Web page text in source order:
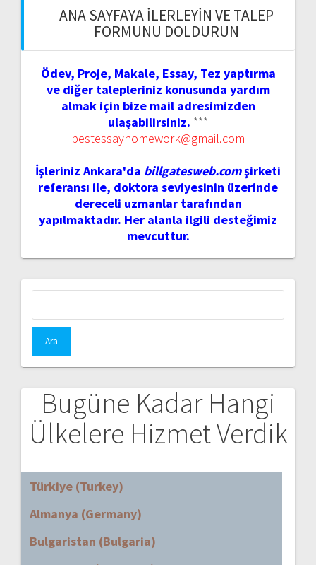
ANA SAYFAYA İLERLEYIN VE TALEP
FORMUNU DOLDURUN
Ödev, Proje, Makale, Essay, Tez yaptırma
ve diğer talepleriniz konusunda yardım
almak için bize mail adresimizden
ulaşabilirsiniz. ***
bestessayhomework@gmail.com
İşleriniz Ankara'da billgatesweb.comşirketi
referansı ile, doktora seviyesinin üzerinde
dereceli uzmanlar tarafından
yapılmaktadır. Her alanla ilgili desteğimiz
mevcuttur.
Bugüne Kadar Hangi
Ülkelere Hizmet Verdik
Türkiye (Turkey)
Almanya (Germany)
Bulgaristan (Bulgaria)